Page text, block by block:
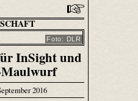
Foto: DLR
InSight und
2016